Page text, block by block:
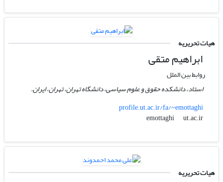
هیات تحریریه
ابراهیم متقی
روابط بین الملل
استاد، دانشکده حقوق و علوم سیاسی، دانشگاه تهران، تهران، ایران.
profile.ut.ac.ir/fa/~emottaghi
emottaghi
ut.ac.ir
هیات تحریریه